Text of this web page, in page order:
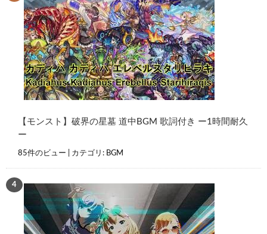
【モンスト】破界の星墓 道中BGM 歌詞付き ー1時間耐久
ー
85件のビュー カテゴリ: BGM